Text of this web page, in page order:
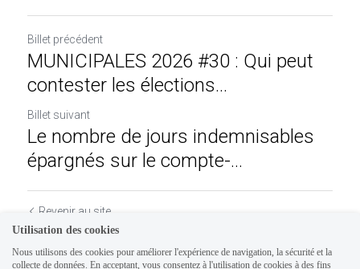
Billet précédent
MUNICIPALES 2026 #30 : Qui peut
contester les élections...
Billet suivant
Le nombre de jours indemnisables
épargnés sur le compte-...
Revenir au site
Utilisation des cookies
Nous utilisons des cookies pour améliorer l'expérience de navigation, la sécurité et la
collecte de données. En acceptant, vous consentez à l'utilisation de cookies à des fins